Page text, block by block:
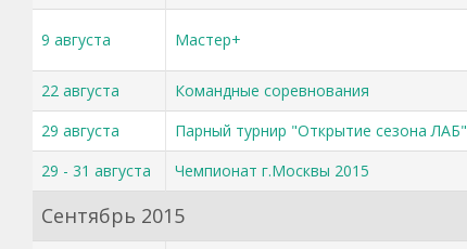
9 августа Мастер+
22 августа
Командные соревнования
29 августа
Парный турнир "Открытие сезона ЛАБ"
29 - 31 августа
Чемпионат г.Москвы 2015
Сентябрь 2015